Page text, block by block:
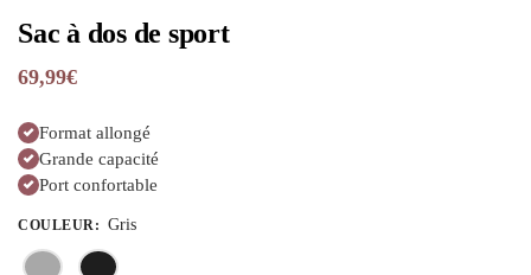
Sac à dos de sport
69,99€
Format allongé
Grande capacité
Port confortable
COULEUR: Gris